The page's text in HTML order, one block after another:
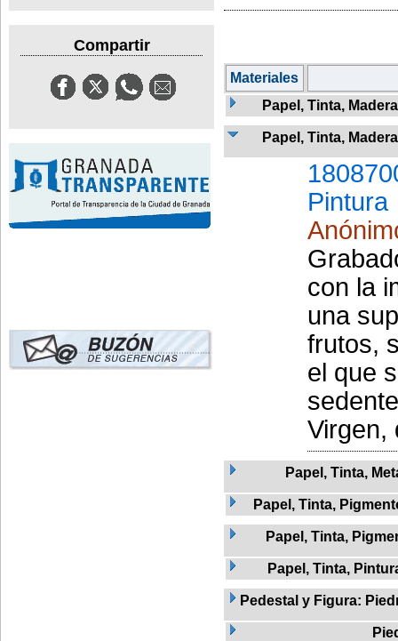
Compartir
Materiales
Papel, Tinta,
Papel, Tinta,
Pintura
con la
una
frutos,
el que
Virgen,
Papel, Tinta,
Papel, Tinta,
Papel, Tinta,
Papel, Tinta,
Pedestal y Figura: